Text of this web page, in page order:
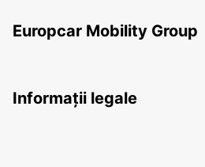
Europcar Mobility Group
Informații legale